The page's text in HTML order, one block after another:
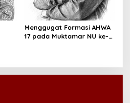
Menggugat Formasi AHWA
17 pada Muktamar NU ke-